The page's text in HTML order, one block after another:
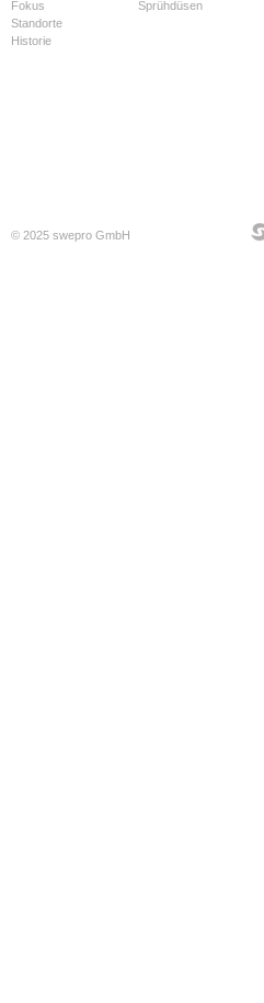
Fokus
Standorte
Historie
Sprühdüsen
© 2025 swepro GmbH